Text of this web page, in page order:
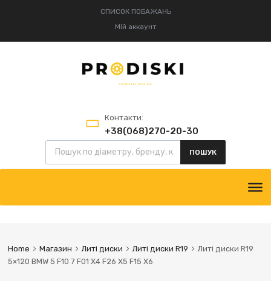
СПИСОК ПОБАЖАНЬ
Мій аккаунт
Контакти:
+38(068)270-20-30
+38(095)834-52-75
ПОШУК
Home Магазин Литі диски Литі диски R19
Литі диски R19
5×120 BMW 5 F10 7 F01 X4 F26 X5 F15 X6